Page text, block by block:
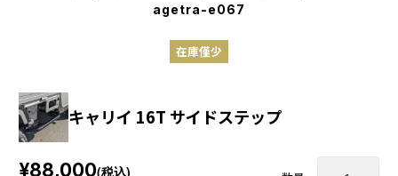
agetra-e067
在庫僅少
キャリイ 16T サイドステップ
¥88,000(税込)